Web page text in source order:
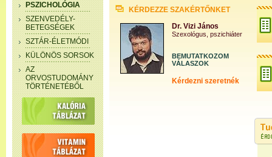
PSZICHOLÓGIA
SZENVEDÉLY-
BETEGSÉGEK
SZTÁR-ÉLETMÓDI
KÜLÖNÖS SORSOK
AZ
ORVOSTUDOMÁNY
TÖRTÉNETÉBŐL
KÉRDEZZE SZAKÉRTŐNKET
Dr. Vizi János
Szexológus, pszichiáter
BEMUTATKOZOM
VÁLASZOK
Kérdezni szeretnék